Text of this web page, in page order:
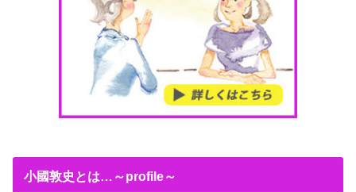
小國敦史とは…～profile～